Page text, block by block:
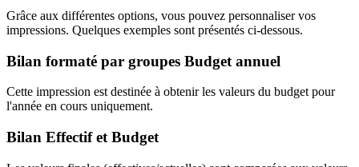
Grâce aux différentes options, vous pouvez personnaliser vos
impressions. Quelques exemples sont présentés ci-dessous.
Bilan formaté par groupes Budget annuel
Cette impression est destinée à obtenir les valeurs du budget pour
l'année en cours uniquement.
Bilan Effectif et Budget